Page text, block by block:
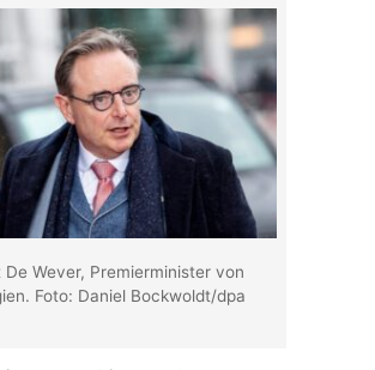
De Wever, Premierminister von
Foto: Daniel Bockwoldt/dpa